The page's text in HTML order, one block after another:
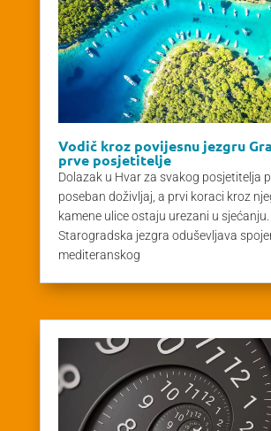
Vodič kroz povijesnu jezgru
prve posjetitelje
Dolazak u Hvar za svakog posjetitelja
poseban doživljaj, a prvi koraci kroz
kamene ulice ostaju urezani u sjećanju.
Starogradska jezgra oduševljava
mediteranskog